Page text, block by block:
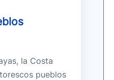
la Costa
pueblos